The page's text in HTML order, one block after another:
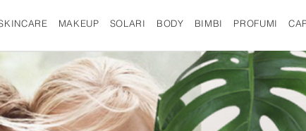
MAKEUP SOLARI BODY BIMBI PROFUMI